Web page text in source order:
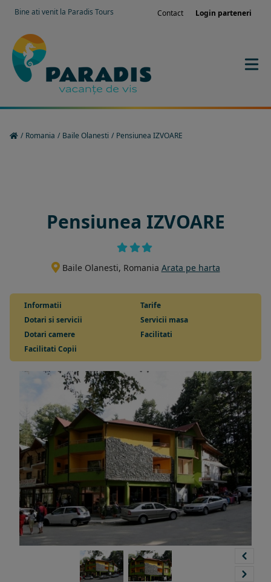
Bine ati venit la Paradis Tours Contact Login parteneri
/ Romania / Baile Olanesti / Pensiunea IZVOARE
Pensiunea IZVOARE
Baile Olanesti, Romania Arata pe harta
Informatii
Tarife
Dotari si servicii
Servicii masa
Dotari camere
Facilitati
Facilitati Copii